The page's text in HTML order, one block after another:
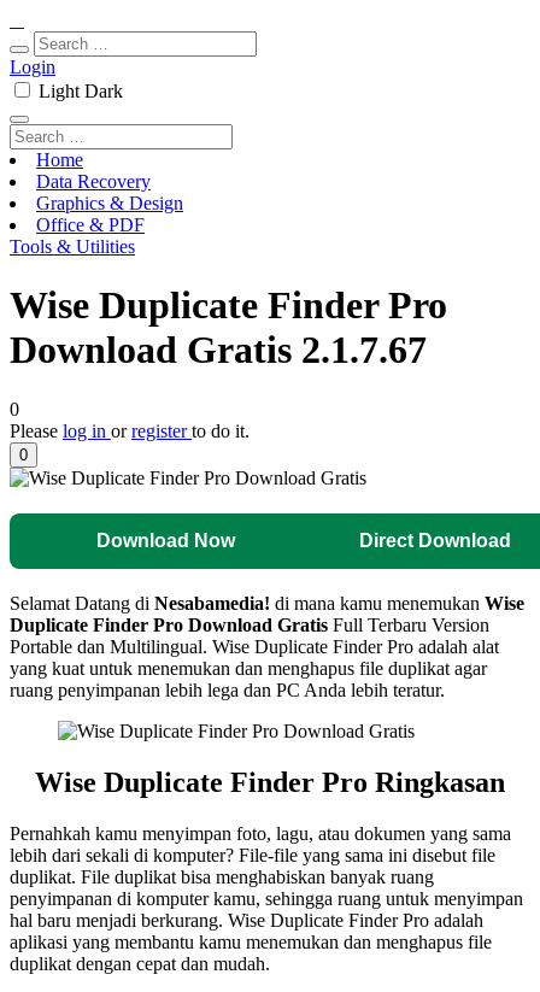
Login
Light Dark
Home
Data Recovery
Graphics & Design
Office & PDF
Tools & Utilities
Wise Duplicate Finder Pro
Download Gratis 2.1.7.67
0
Please log in orregisterto do it.
0
Download Now Direct Download
Selamat Datang di Nesabamedia! di mana kamu menemukan Wise
Duplicate Finder Pro Download Gratis Full Terbaru Version
Portable dan Multilingual. Wise Duplicate Finder Pro adalah alat
yang kuat untuk menemukan dan menghapus file duplikat agar
ruang penyimpanan lebih lega dan PC Anda lebih teratur.
Wise Duplicate Finder Pro Ringkasan
Pernahkah kamu menyimpan foto, lagu, atau dokumen yang sama
lebih dari sekali di komputer? File-file yang sama ini disebut file
duplikat. File duplikat bisa menghabiskan banyak ruang
penyimpanan di komputer kamu, sehingga ruang untuk menyimpan
hal baru menjadi berkurang. Wise Duplicate Finder Pro adalah
aplikasi yang membantu kamu menemukan dan menghapus file
duplikat dengan cepat dan mudah.